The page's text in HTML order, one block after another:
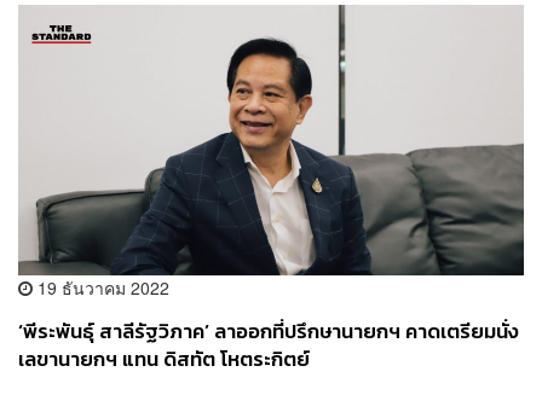
19 ธันวาคม 2022
‘พีระพันธุ์ สาลีรัฐวิภาค’ ลาออกที่ปรึกษานายกฯ คาดเตรียมนั่ง
เลขานายกฯ แทน ดิสทัต โหตระกิตย์